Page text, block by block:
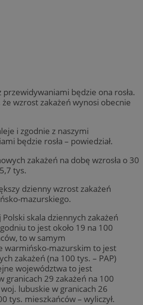
przewidywaniami będzie ona rosła.
że wzrost zakażeń wynosi obecnie
i zgodnie z naszymi
będzie rosła – powiedział.
zakażeń na dobę wzrosła o 30
tys.
dzienny wzrost zakażeń
mazurskiego.
Polski skala dziennych zakażeń
to jest około 19 na 100
to w samym
warmińsko-mazurskim to jest
zakażeń (na 100 tys. – PAP)
województwa to jest
granicach 29 zakażeń na 100
lubuskie w granicach 26
tys. mieszkańców – wyliczył.